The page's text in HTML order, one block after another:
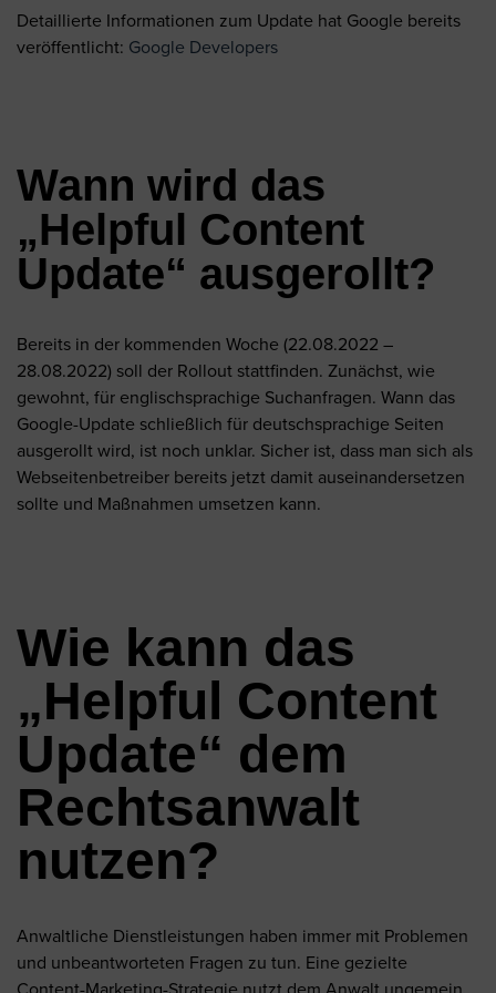
Detaillierte Informationen zum Update hat Google bereits
veröffentlicht: Google Developers
Wann wird das
„Helpful Content
Update“ ausgerollt?
Bereits in der kommenden Woche (22.08.2022 –
28.08.2022) soll der Rollout stattfinden. Zunächst, wie
gewohnt, für englischsprachige Suchanfragen. Wann das
Google-Update schließlich für deutschsprachige Seiten
ausgerollt wird, ist noch unklar. Sicher ist, dass man sich als
Webseitenbetreiber bereits jetzt damit auseinandersetzen
sollte und Maßnahmen umsetzen kann.
Wie kann das
„Helpful Content
Update“ dem
Rechtsanwalt
nutzen?
Anwaltliche Dienstleistungen haben immer mit Problemen
und unbeantworteten Fragen zu tun. Eine gezielte